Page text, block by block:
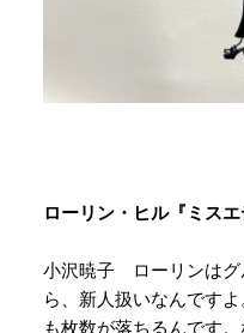
ローリン・ヒル『ミスエ
小沢暁子 ローリンはグ
ら、新人扱いなんです
も枚数が落ちるんです